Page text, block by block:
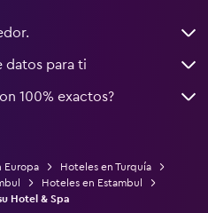
datos para ti
100% exactos?
Europa
Hoteles en Turquía
Hoteles en Estambul
Hotel & Spa